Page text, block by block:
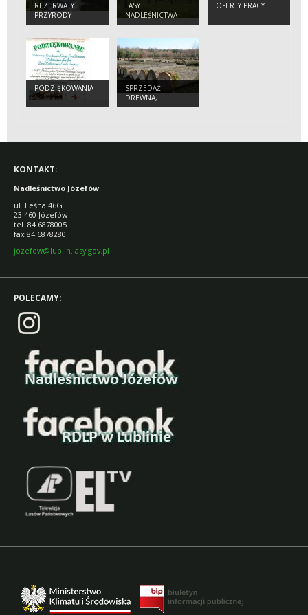
REZERWATY
PRZYRODY
LASY
NADLEŚNICTWA
OFERTY PRACY
PODZIĘKOWANIA
SPRZEDAŻ
DREWNA,
CHOINEK I
KONTAKT:
Nadleśnictwo Józefów
ul. Leśna 46G
23-460 Józefów
tel. 84 6878005
fax 84 6878280
jozefow@lublin.lasy.gov.pl
POLECAMY: